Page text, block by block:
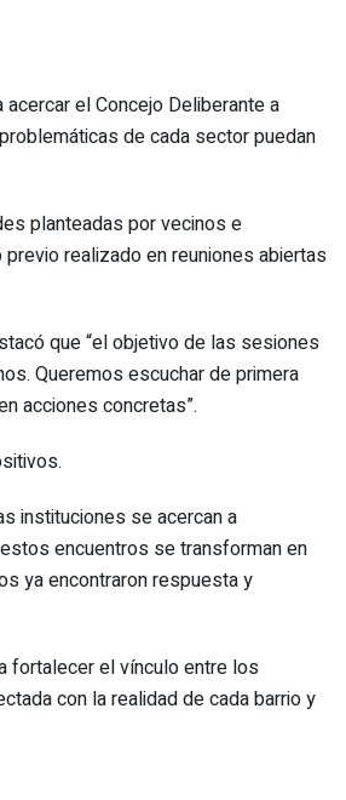
el Concejo Deliberante a
de cada sector puedan
planteadas por vecinos e
realizado en reuniones abiertas
que “el objetivo de las sesiones
Queremos escuchar de primera
acciones concretas”.
instituciones se acercan a
encuentros se transforman en
ya encontraron respuesta y
fortalecer el vínculo entre los
con la realidad de cada barrio y